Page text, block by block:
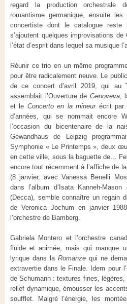
regard la production orchestrale
romantisme germanique, ensuite
concertiste dont le catalogue
s’ajoutent quelques improvisations
l’état d’esprit dans lequel sa musique
Réunir ce trio en un même
pour être radicalement neuve. Le
de ce concert d’avril 2019, qui au
assemblait l’Ouverture de Genoveva,
et le Concerto en la mineurécrit par
d’années, qui se nommait encore
l’occasion du bicentenaire de la
Gewandhaus de Leipzig
Symphonie « Le Printemps », deux
en cette ville, sous la baguette de…
encore tout récemment à l’affiche de
(8 janvier, avec Vanessa Benelli
dans l’album d’Isata Kanneh-
(Decca), semble connaître un regain
de Veronica Jochum en janvier
l’orchestre de Bamberg.
Gabriela Montero et l’orchestre
fluide et animée, mais qui manque
lyrique dans la Romanze qui ne
extravertie dans le Finale. Idem pour
de Schumann : textures fines,
relief dynamique, émousser les
soufflet. Malgré l’énergie, les